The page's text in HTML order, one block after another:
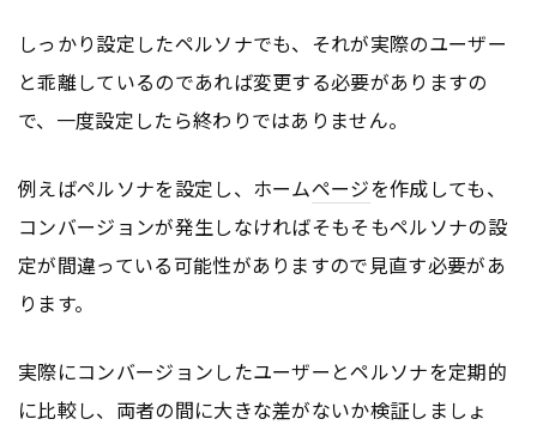
しっかり設定したペルソナでも、それが実際のユーザー
と乖離しているのであれば変更する必要がありますの
で、一度設定したら終わりではありません。
例えばペルソナを設定し、ホームページを作成しても、
コンバージョンが発生しなければそもそもペルソナの設
定が間違っている可能性がありますので見直す必要があ
ります。
実際にコンバージョンしたユーザーとペルソナを定期的
に比較し、両者の間に大きな差がないか検証しましょ